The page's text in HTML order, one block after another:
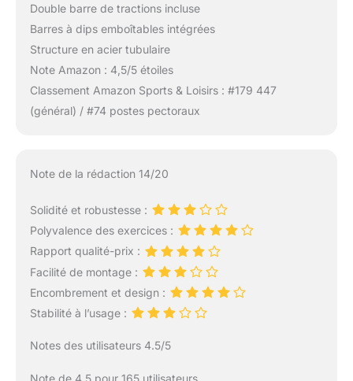
Double barre de tractions incluse
Barres à dips emboîtables intégrées
Structure en acier tubulaire
Note Amazon : 4,5/5 étoiles
Classement Amazon Sports & Loisirs : #179 447
(général) / #74 postes pectoraux
Note de la rédaction 14/20
Solidité et robustesse :
Polyvalence des exercices :
Rapport qualité-prix :
Facilité de montage :
Encombrement et design :
Stabilité à l’usage :
Notes des utilisateurs 4.5/5